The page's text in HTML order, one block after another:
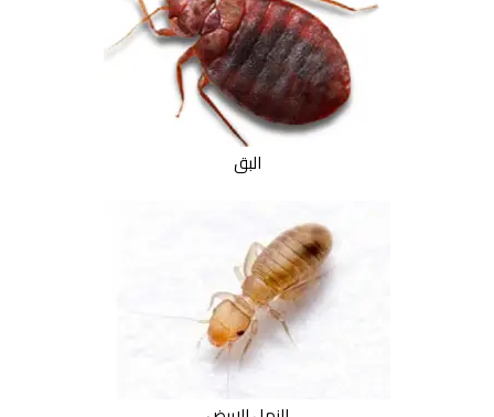
البق